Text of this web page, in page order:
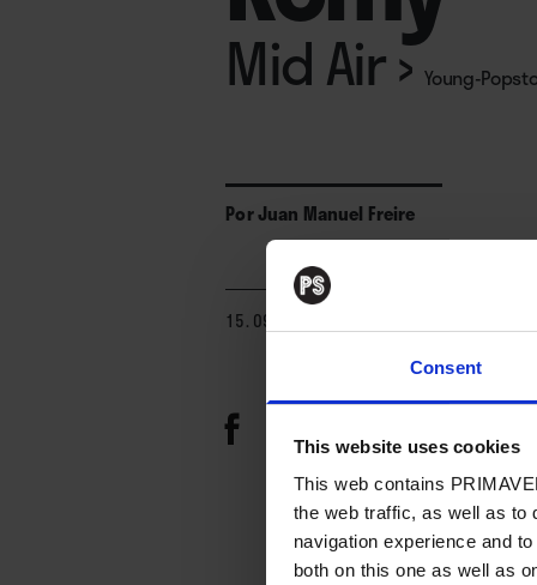
Consent
This website uses cookies
This web contains
the web traffic, as well as to
navigation experience and
both on this one as well as
Mid Air›Young-
PorJuan Manuel Freire
15. 09. 2023